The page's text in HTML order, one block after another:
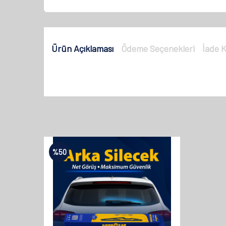
Ürün Açıklaması Ödeme Seçenekleri İade
%50